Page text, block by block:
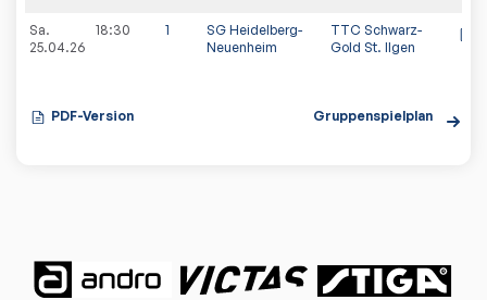
Sa.
25.04.26
18:30 1
SG Heidelberg-
Neuenheim
TTC Schwarz-
Gold St. Ilgen
PDF-Version Gruppenspielplan